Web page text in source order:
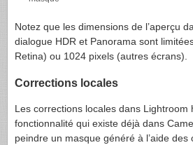
Notez que les dimensions de l’aperçu
dialogue HDR et Panorama sont
Retina) ou 1024 pixels (autres écrans).
Corrections locales
Les corrections locales dans Lightroom
fonctionnalité qui existe déjà dans
peindre un masque généré à l’aide